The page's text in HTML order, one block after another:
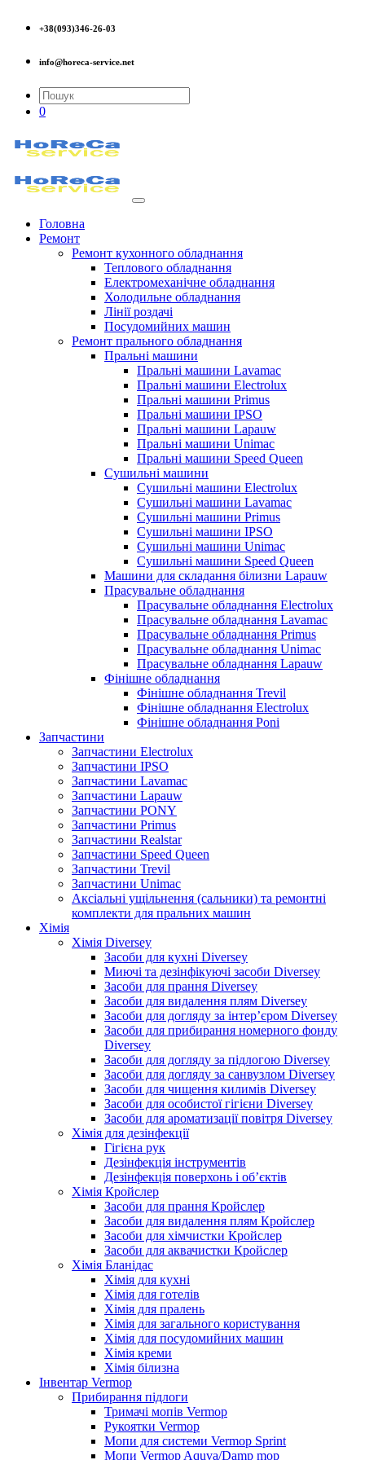
+38(093)346-26-03
info@horeca-service.net
0
Головна
Ремонт
Ремонт кухонного обладнання
Теплового обладнання
Електромеханічне обладнання
Холодильне обладнання
Лінії роздачі
Посудомийних машин
Ремонт прального обладнання
Пральні машини
Пральні машини Lavamac
Пральні машини Electrolux
Пральні машини Primus
Пральні машини IPSO
Пральні машини Lapauw
Пральні машини Unimac
Пральні машини Speed Queen
Сушильні машини
Сушильні машини Electrolux
Сушильні машини Lavamac
Сушильні машини Primus
Сушильні машини IPSO
Сушильні машини Unimac
Сушильні машини Speed Queen
Машини для складання білизни Lapauw
Прасувальне обладнання
Прасувальне обладнання Electrolux
Прасувальне обладнання Lavamac
Прасувальне обладнання Primus
Прасувальне обладнання Unimac
Прасувальне обладнання Lapauw
Фінішне обладнання
Фінішне обладнання Trevil
Фінішне обладнання Electrolux
Фінішне обладнання Poni
Запчастини
Запчастини Electrolux
Запчастини IPSO
Запчастини Lavamac
Запчастини Lapauw
Запчастини PONY
Запчастини Primus
Запчастини Realstar
Запчастини Speed Queen
Запчастини Trevil
Запчастини Unimac
Аксіальні ущільнення (сальники) та ремонтні
комплекти для пральних машин
Хімія
Хімія Diversey
Засоби для кухні Diversey
Миючі та дезінфікуючі засоби Diversey
Засоби для прання Diversey
Засоби для видалення плям Diversey
Засоби для догляду за інтер’єром Diversey
Засоби для прибирання номерного фонду
Diversey
Засоби для догляду за підлогою Diversey
Засоби для догляду за санвузлом Diversey
Засоби для чищення килимів Diversey
Засоби для особистої гігієни Diversey
Засоби для ароматизації повітря Diversey
Хімія для дезінфекції
Гігієна рук
Дезінфекція інструментів
Дезінфекція поверхонь і об’єктів
Хімія Кройслер
Засоби для прання Кройслер
Засоби для видалення плям Кройслер
Засоби для хімчистки Кройслер
Засоби для аквачистки Кройслер
Хімія Бланідас
Хімія для кухні
Хімія для готелів
Хімія для пралень
Хімія для загального користування
Хімія для посудомийних машин
Хімія креми
Хімія білизна
Інвентар Vermop
Прибирання підлоги
Тримачі мопів Vermop
Рукоятки Vermop
Мопи для системи Vermop Sprint
Мопи Vermop Aquva/Damp mop